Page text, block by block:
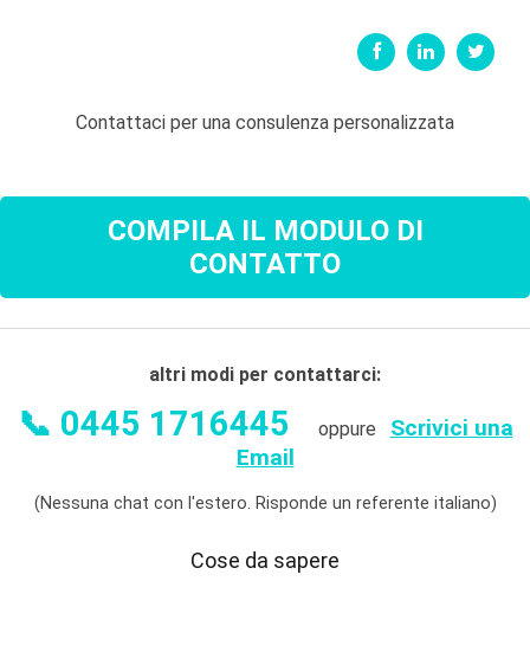
Contattaci per una consulenza personalizzata
COMPILA IL MODULO DI
CONTATTO
altri modi per contattarci:
📞 0445 1716445 oppure Scrivici una
Email
(Nessuna chat con l'estero. Risponde un referente italiano)
Cose da sapere